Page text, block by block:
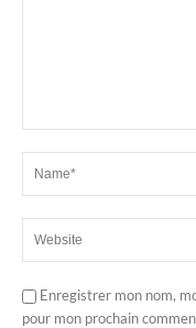
Enregistrer mon nom,
pour mon prochain